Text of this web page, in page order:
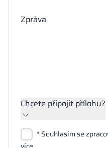
Zpráva
Chcete připojit přílohu?
Přiložit soubory
* Souhlasím se